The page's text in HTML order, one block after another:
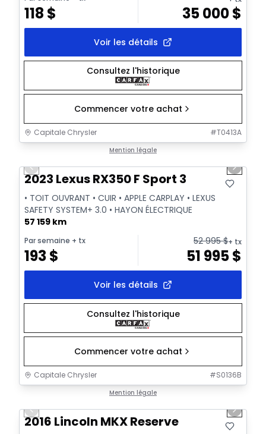
118 $ 35 000$
Voir les détails
Consultez l'historique
Commencer votre achat
Capitale Chrysler #T0413A
Mention légale
Vidéo disponible
Previous slide Next
2023 Lexus RX350 F Sport 3
• TOIT OUVRANT • CUIR • APPLE CARPLAY • LEXUS
SAFETY SYSTEM+ 3.0 • HAYON ÉLECTRIQUE
57 159 km
Par semaine + tx
193$
52 995$+ tx
51 995$
Voir les détails
Consultez l'historique
Commencer votre achat
Capitale Chrysler #S0136B
Mention légale
Vidéo disponible
Previous slide Next
2016 Lincoln MKX Reserve